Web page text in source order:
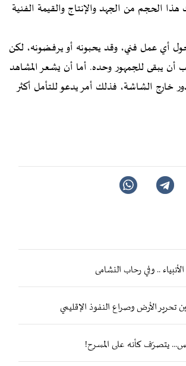
الحجم من الجهد والإنتاج والقيمة الفنية
أي عمل فني، وقد يحبونه أو يرفضونه، لكن
أن يبقى للجمهور وحده. أما أن يشعر المشاهد
خارج الشاشة، فذلك أمر يدعو للتأمل أكثر
.. وفي رحاب النشامى
تحرير الأرض وصراع النفوذ الإقليمي
يتصرّف كأنه على المسرح!